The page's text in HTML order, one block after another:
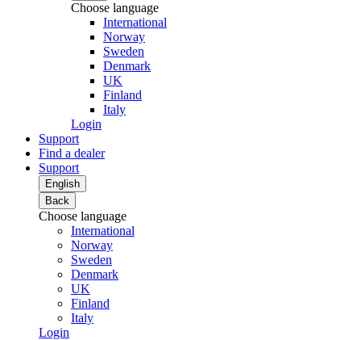
Choose language
International
Norway
Sweden
Denmark
UK
Finland
Italy
Login
Support
Find a dealer
Support
English
Back
Choose language
International
Norway
Sweden
Denmark
UK
Finland
Italy
Login